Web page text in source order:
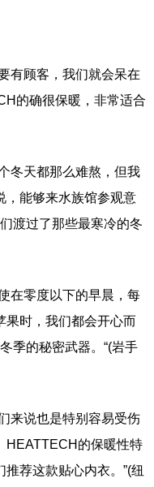
顾客，我们就会呆在
的确很保暖，非常适合
天都那么难熬，但我
，能够来水族馆参观意
渡过了那些最寒冷的冬
零度以下的早晨，每
果时，我们都会开心而
季的秘密武器。“(岩手
说也是特别容易受伤
HEATTECH的保暖性特
荐这款贴心内衣。”(纽